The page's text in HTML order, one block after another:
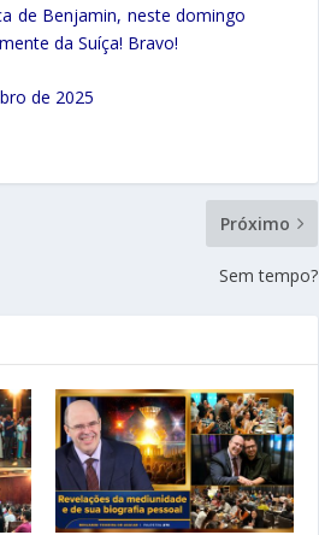
de Benjamin, neste domingo
da Suíça! Bravo!
de 2025
Próximo
Sem tempo?